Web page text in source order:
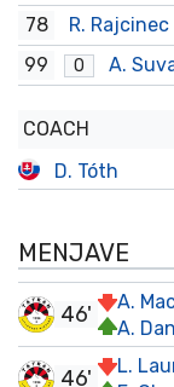
78 R. Rajcinec
99 O A.
COACH
D. Tóth
MENJAVE
A.
A.
46'
L.
46'